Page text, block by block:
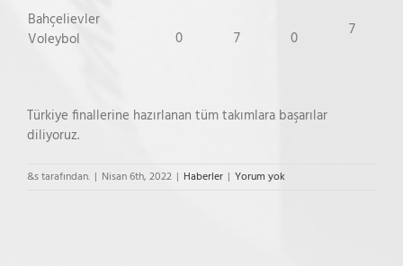
Bahçelievler
Voleybol
0 7 0 7
Türkiye finallerine hazırlanan tüm takımlara başarılar
diliyoruz.
&s tarafından. | Nisan 6th, 2022 | Haberler | Yorum yok